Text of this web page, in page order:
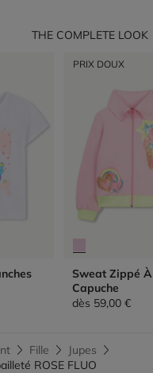
THE COMPLETE LOOK
PRIX DOUX
Sweat Zippé À
Capuche
dès 59,00 €
Fille
Jupes
ROSE FLUO